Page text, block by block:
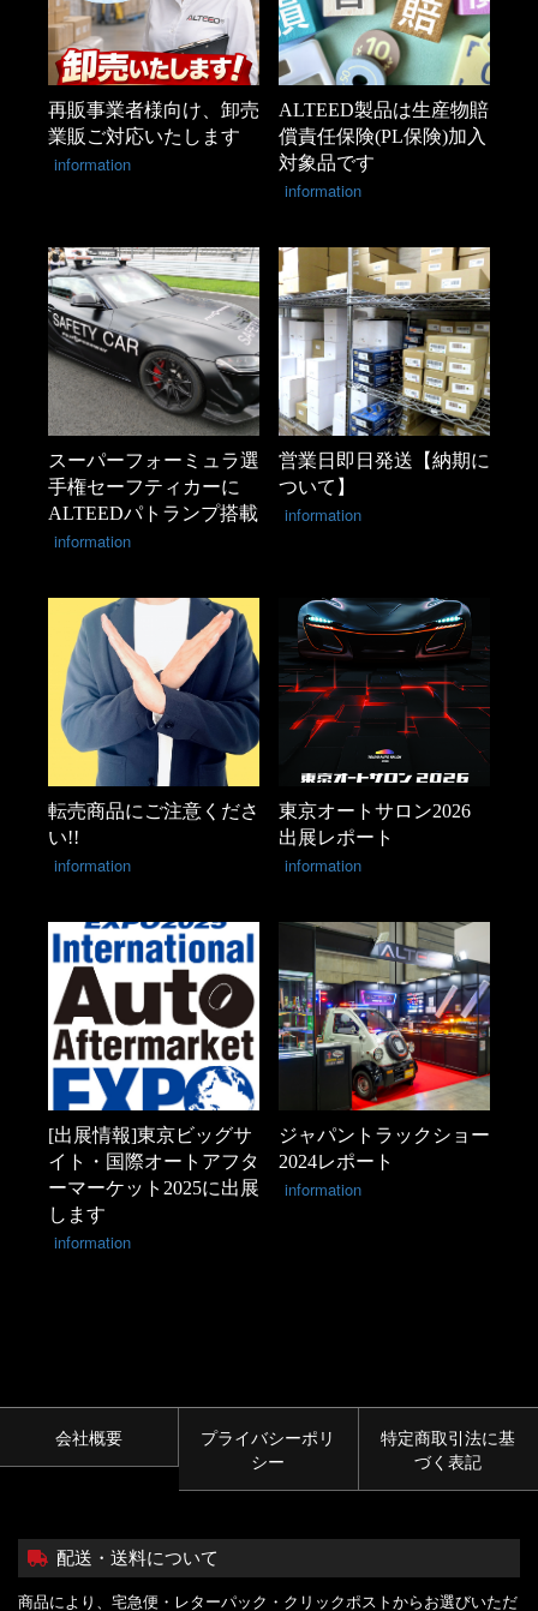
再販事業者様向け、卸売
業販ご対応いたします
information
ALTEED製品は生産物賠
償責任保険(PL保険)加入
対象品です
information
スーパーフォーミュラ選
手権セーフティカーに
ALTEEDパトランプ搭載
information
営業日即日発送【納期に
ついて】
information
転売商品にご注意くださ
い!!
information
東京オートサロン2026
出展レポート
information
[出展情報]東京ビッグサ
イト・国際オートアフタ
ーマーケット2025に出展
します
information
ジャパントラックショー
2024レポート
information
会社概要
プライバシーポリ
シー
特定商取引法に基
づく表記
配送・送料について
商品により、宅急便・レターパック・クリックポストからお選びいただ